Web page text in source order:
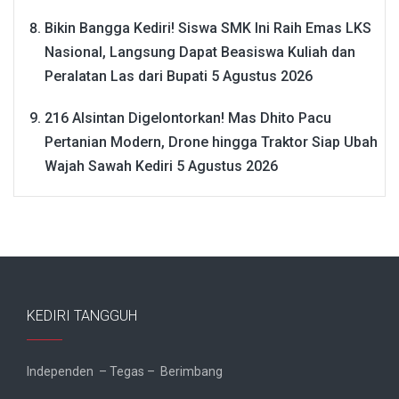
Bikin Bangga Kediri! Siswa SMK Ini Raih Emas LKS
Nasional, Langsung Dapat Beasiswa Kuliah dan
Peralatan Las dari Bupati 5 Agustus 2026
216 Alsintan Digelontorkan! Mas Dhito Pacu
Pertanian Modern, Drone hingga Traktor Siap Ubah
Wajah Sawah Kediri 5 Agustus 2026
KEDIRI TANGGUH
Independen – Tegas – Berimbang